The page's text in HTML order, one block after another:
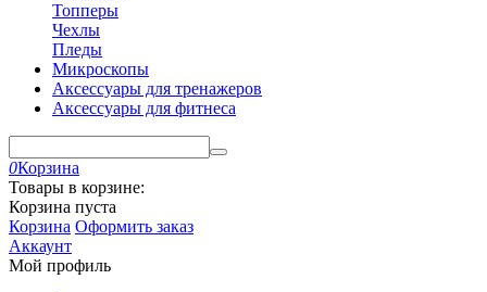
Топперы
Чехлы
Пледы
Микроскопы
Аксессуары для тренажеров
Аксессуары для фитнеса
0Корзина
Товары в корзине:
Корзина пуста
Корзина Оформить заказ
Аккаунт
Мой профиль